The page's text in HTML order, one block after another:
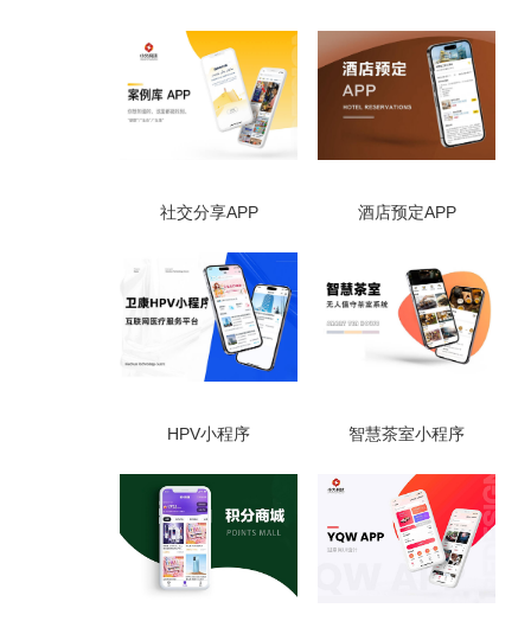
社交分享APP 酒店预定APP
HPV小程序 智慧茶室小程序